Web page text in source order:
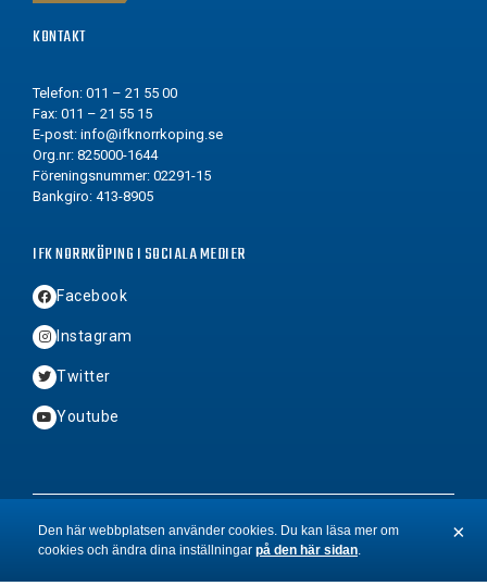
KONTAKT
Telefon: 011 – 21 55 00
Fax: 011 – 21 55 15
E-post: info@ifknorrkoping.se
Org.nr: 825000-1644
Föreningsnummer: 02291-15
Bankgiro: 413-8905
IFK NORRKÖPING I SOCIALA MEDIER
Facebook
Instagram
Twitter
Youtube
2026 © Copyright IFK Norrköping FK
& Hamrén
Den här webbplatsen använder cookies. Du kan läsa mer om
cookies och ändra dina inställningar på den här sidan.
×